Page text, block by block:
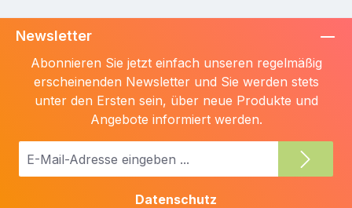
Newsletter
Abonnieren Sie jetzt einfach unseren regelmäßig
erscheinenden Newsletter und Sie werden stets
unter den Ersten sein, über neue Produkte und
Angebote informiert werden.
E-
Datenschutz